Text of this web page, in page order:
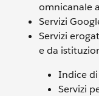
omnicanale
Servizi
Servizi
e da
Indice
Servizi